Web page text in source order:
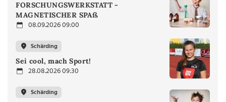
FORSCHUNGSWERKSTATT -
MAGNETISCHER SPAß
08.09.2026 09:00
Schärding
Sei cool, mach Sport!
28.08.2026 09:30
Schärding